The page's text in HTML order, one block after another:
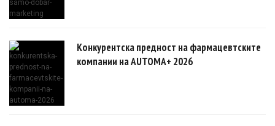
Конкурентска предност на фармацевтските
компании на AUTOMA+ 2026